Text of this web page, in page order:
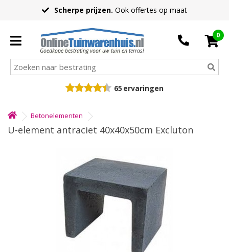
Scherpe prijzen. Ook offertes op maat
Goedkope bestrating voor uw tuin en terras!
0
65 ervaringen
Betonelementen
U-element antraciet 40x40x50cm Excluton